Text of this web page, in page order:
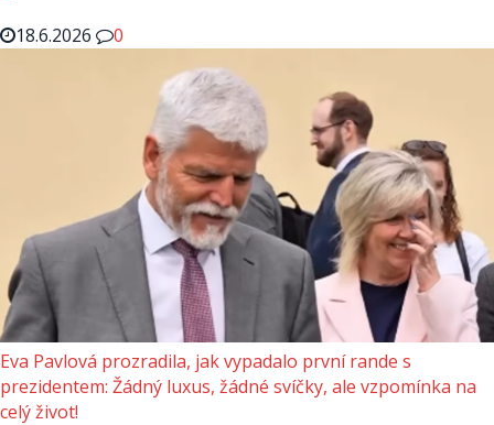
18.6.2026
0
Eva Pavlová prozradila, jak vypadalo první rande s
prezidentem: Žádný luxus, žádné svíčky, ale vzpomínka na
celý život!